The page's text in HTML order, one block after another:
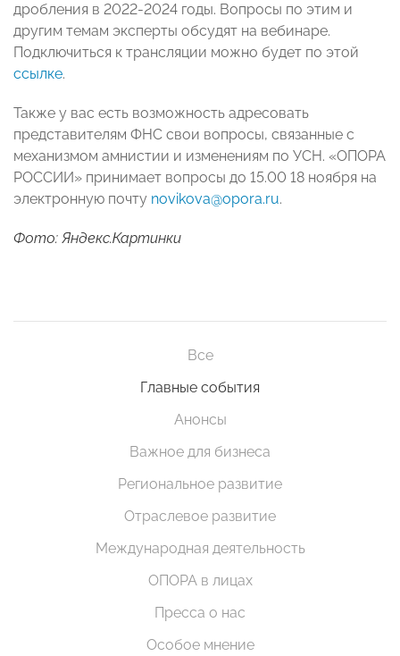
дробления в 2022-2024 годы. Вопросы по этим и
другим темам эксперты обсудят на вебинаре.
Подключиться к трансляции можно будет по этой
ссылке.
Также у вас есть возможность адресовать
представителям ФНС свои вопросы, связанные с
механизмом амнистии и изменениям по УСН. «ОПОРА
РОССИИ» принимает вопросы до 15.00 18 ноября на
электронную почту novikova@opora.ru.
Фото: Яндекс.Картинки
Все
Главные события
Анонсы
Важное для бизнеса
Региональное развитие
Отраслевое развитие
Международная деятельность
ОПОРА в лицах
Пресса о нас
Особое мнение